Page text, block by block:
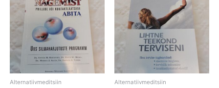
Alternatiivmeditsiin Alternatiivmeditsiin